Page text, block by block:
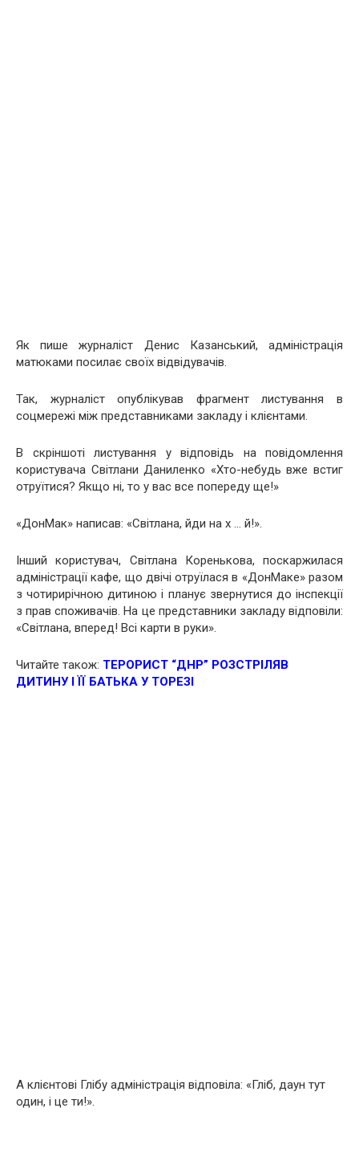
Як пише журналіст Денис Казанський, адміністрація
матюками посилає своїх відвідувачів.
Так, журналіст опублікував фрагмент листування в
соцмережі між представниками закладу і клієнтами.
В скріншоті листування у відповідь на повідомлення
користувача Світлани Даниленко «Хто-небудь вже встиг
отруїтися? Якщо ні, то у вас все попереду ще!»
«ДонМак» написав: «Світлана, йди на х … й!».
Інший користувач, Світлана Коренькова, поскаржилася
адміністрації кафе, що двічі отруїлася в «ДонМаке» разом
з чотирирічною дитиною і планує звернутися до інспекції
з прав споживачів. На це представники закладу відповіли:
«Світлана, вперед! Всі карти в руки».
Читайте також: ТЕРОРИСТ “ДНР” РОЗСТРІЛЯВ
ДИТИНУ І ЇЇ БАТЬКА У ТОРЕЗІ
А клієнтові Глібу адміністрація відповіла: «Гліб, даун тут
один, і це ти!».